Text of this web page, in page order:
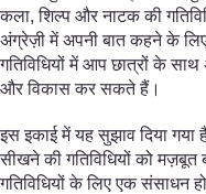
कला, शिल्प और नाटक की
अंग्रेज़ी में अपनी बात कहने के
गतिविधियों में आप छात्रों के
और विकास कर सकते हैं।
इस इकाई में यह सुझाव दिया गया
सीखने की गतिविधियों को मज़बूत
गतिविधियों के लिए एक संसाधन